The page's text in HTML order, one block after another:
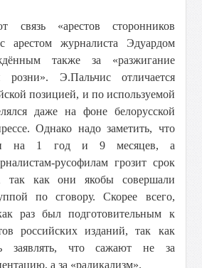
связь «арестов сторонников
арестом журналиста Эдуардом
также за «разжигание
розни». Э.Пальчис отличается
позицией, и по используемой
даже на фоне белорусской
Однако надо заметить, что
на 1 год и 9 месяцев, а
русофилам грозит срок
как они якобы совершали
по сговору. Скорее всего,
раз был подготовительным к
российских изданий, так как
заявлять, что сажают не за
а за «радикализм».